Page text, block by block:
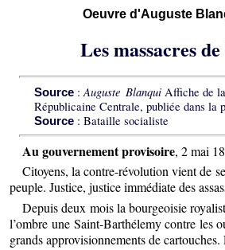
Oeuvre d'Auguste
Les massacres
Source :Auguste Blanqui Affiche de
Républicaine Centrale, publiée dans la
Source: Bataille socialiste
Au gouvernement provisoire, 2 mai
Citoyens, la contre-révolution vient de
peuple. Justice, justice immédiate des
Depuis deux mois la bourgeoisie
l’ombre une Saint-Barthélemy contre les
grands approvisionnements de cartouches.